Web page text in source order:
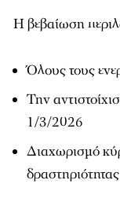
Η βεβαίωση
Όλους τους
Την
1/3/2026
Διαχωρισμό
δραστηριότητας